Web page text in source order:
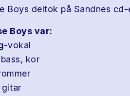
Boys deltok på Sandnes
Boys var:
-vokal
kor
gitar